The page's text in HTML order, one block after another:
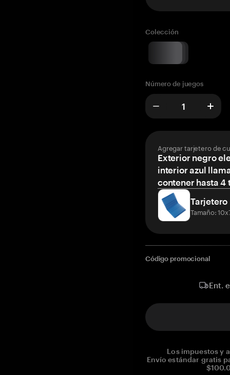
Colección
Número de juegos
Agregar tarjetero de
Exterior negro
interior azul
contener hasta 4
Tarjetero
Tamaño:
Código promocional
Ent.
Los impuestos y
Envío estándar gratis